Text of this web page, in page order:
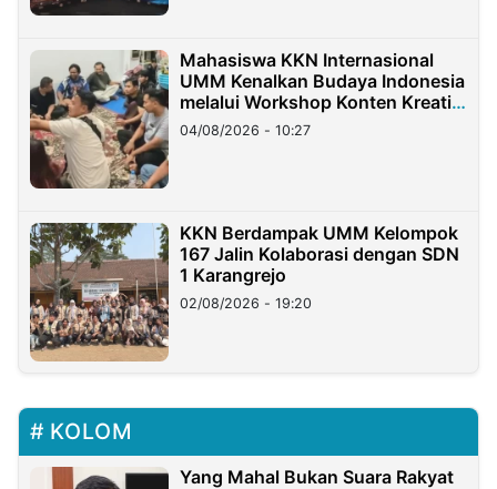
Mahasiswa KKN Internasional
UMM Kenalkan Budaya Indonesia
melalui Workshop Konten Kreatif
di Taiwan
04/08/2026 - 10:27
KKN Berdampak UMM Kelompok
167 Jalin Kolaborasi dengan SDN
1 Karangrejo
02/08/2026 - 19:20
KOLOM
Yang Mahal Bukan Suara Rakyat